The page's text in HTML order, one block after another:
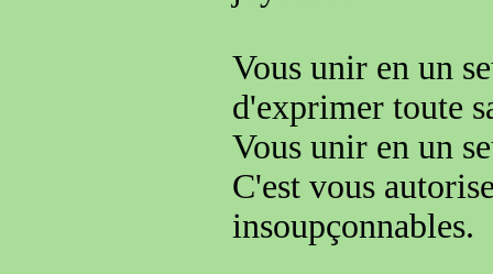
Vous unir en un
d'exprimer toute
Vous unir en un
C'est vous
insoupçonnables.